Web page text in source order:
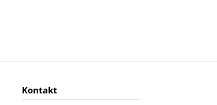
Kontakt